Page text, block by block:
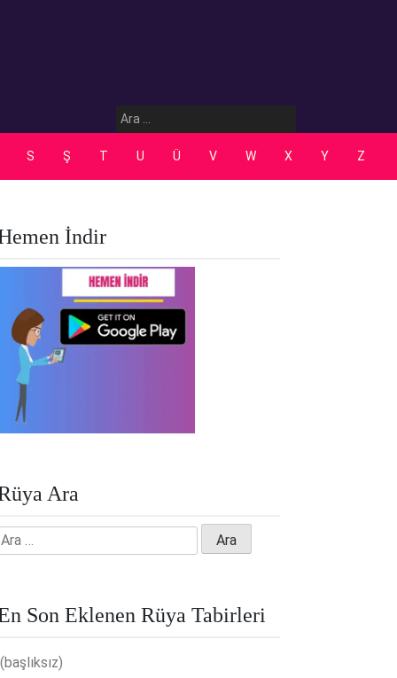
Arama:
S Ş T U Ü V W X Y Z
İndir
Ara
Son Eklenen Rüya Tabirleri
(başlıksız)